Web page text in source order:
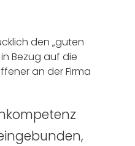
den „guten
in Bezug auf die
an der Firma